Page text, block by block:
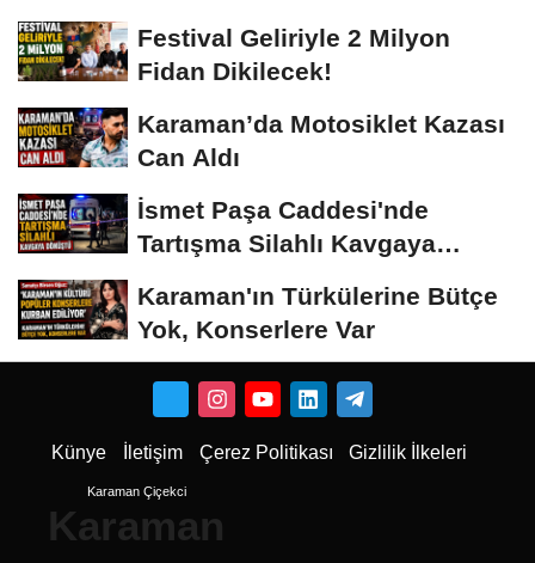
Festival Geliriyle 2 Milyon
Fidan Dikilecek!
Karaman’da Motosiklet Kazası
Can Aldı
İsmet Paşa Caddesi'nde
Tartışma Silahlı Kavgaya
Karaman'ın Türkülerine Bütçe
Yok, Konserlere Var
Künye İletişim Çerez Politikası Gizlilik İlkeleri
Karaman Çiçekci
Karaman